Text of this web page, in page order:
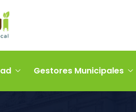
Gestores Municipales